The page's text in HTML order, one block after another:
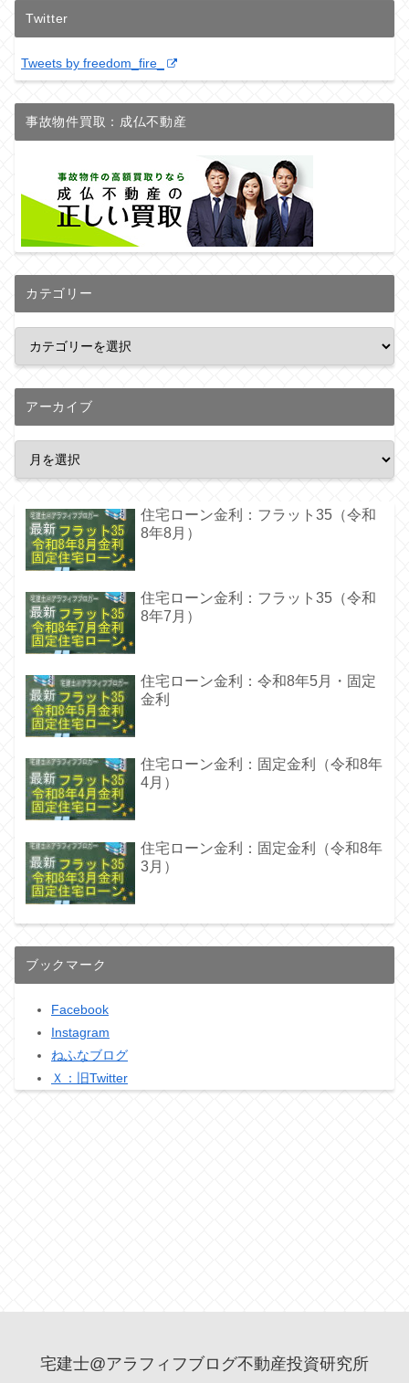
Twitter
Tweets by freedom_fire_
事故物件買取：成仏不動産
カテゴリー
アーカイブ
住宅ローン金利：フラット35（令和
8年8月）
住宅ローン金利：フラット35（令和
8年7月）
住宅ローン金利：令和8年5月・固定
金利
住宅ローン金利：固定金利（令和8年
4月）
住宅ローン金利：固定金利（令和8年
3月）
ブックマーク
Facebook
Instagram
ねふなブログ
Ｘ：旧Twitter
宅建士@アラフィフブログ不動産投資研究所